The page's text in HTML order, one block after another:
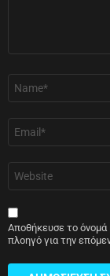
Όνομα
Email
Ιστότοπος
Αποθήκευσε το όνομά
πλοηγό για την